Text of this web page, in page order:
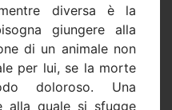
diversa è la
giungere alla
di un animale non
per lui, se la morte
doloroso. Una
alla quale si sfugge